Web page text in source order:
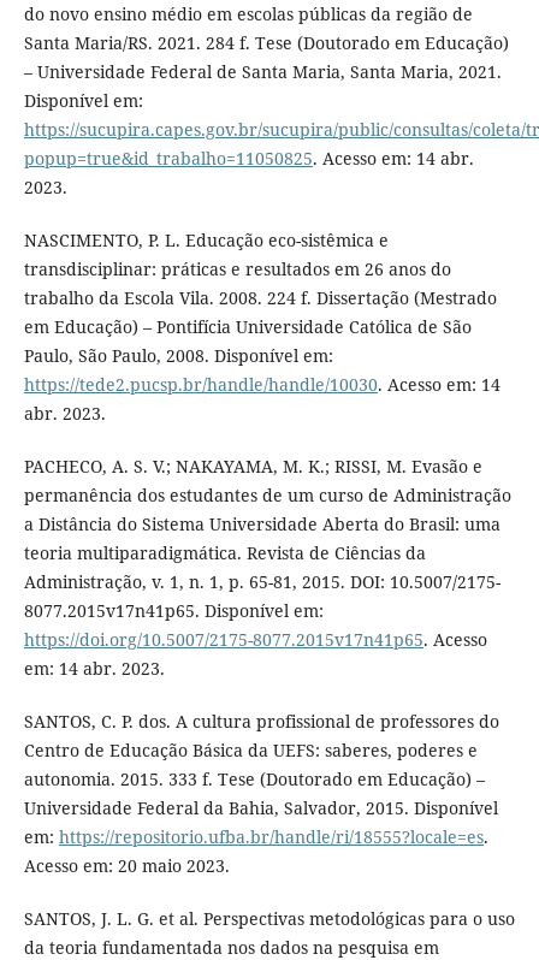
do novo ensino médio em escolas públicas da região de
Santa Maria/RS. 2021. 284 f. Tese (Doutorado em Educação)
– Universidade Federal de Santa Maria, Santa Maria, 2021.
Disponível em:
https://sucupira.capes.gov.br/sucupira/public/consultas/coleta/
popup=true&id_trabalho=11050825. Acesso em: 14 abr.
2023.
NASCIMENTO, P. L. Educação eco-sistêmica e
transdisciplinar: práticas e resultados em 26 anos do
trabalho da Escola Vila. 2008. 224 f. Dissertação (Mestrado
em Educação) – Pontifícia Universidade Católica de São
Paulo, São Paulo, 2008. Disponível em:
https://tede2.pucsp.br/handle/handle/10030. Acesso em: 14
abr. 2023.
PACHECO, A. S. V.; NAKAYAMA, M. K.; RISSI, M. Evasão e
permanência dos estudantes de um curso de Administração
a Distância do Sistema Universidade Aberta do Brasil: uma
teoria multiparadigmática. Revista de Ciências da
Administração, v. 1, n. 1, p. 65-81, 2015. DOI: 10.5007/2175-
8077.2015v17n41p65. Disponível em:
https://doi.org/10.5007/2175-8077.2015v17n41p65. Acesso
em: 14 abr. 2023.
SANTOS, C. P. dos. A cultura profissional de professores do
Centro de Educação Básica da UEFS: saberes, poderes e
autonomia. 2015. 333 f. Tese (Doutorado em Educação) –
Universidade Federal da Bahia, Salvador, 2015. Disponível
em: https://repositorio.ufba.br/handle/ri/18555?locale=es.
Acesso em: 20 maio 2023.
SANTOS, J. L. G. et al. Perspectivas metodológicas para o uso
da teoria fundamentada nos dados na pesquisa em